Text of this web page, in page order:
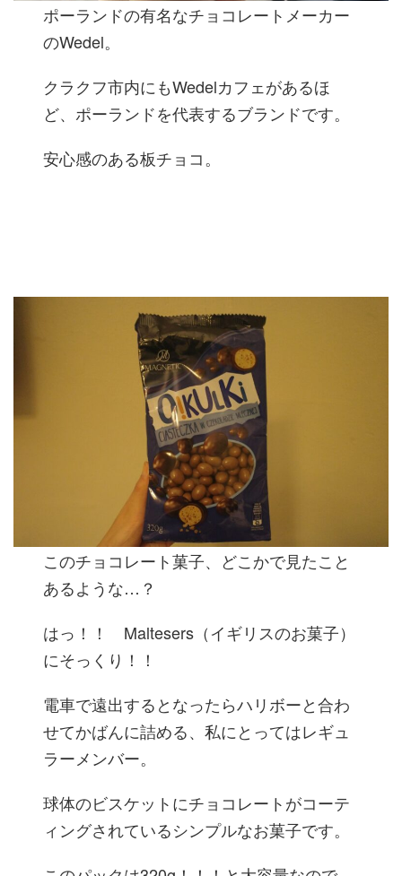
ポーランドの有名なチョコレートメーカー
のWedel。
クラクフ市内にもWedelカフェがあるほ
ど、ポーランドを代表するブランドです。
安心感のある板チョコ。
このチョコレート菓子、どこかで見たこと
あるような…？
はっ！！ Maltesers（イギリスのお菓子）
にそっくり！！
電車で遠出するとなったらハリボーと合わ
せてかばんに詰める、私にとってはレギュ
ラーメンバー。
球体のビスケットにチョコレートがコーテ
ィングされているシンプルなお菓子です。